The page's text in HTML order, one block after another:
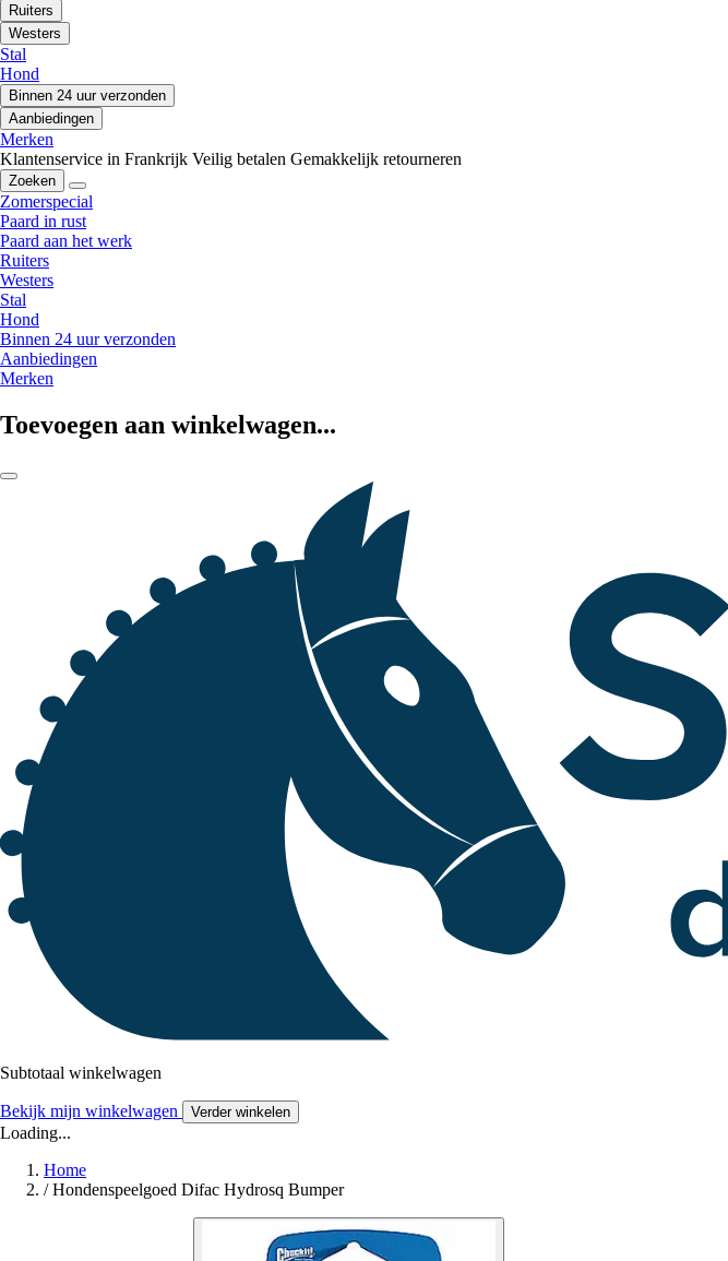
Ruiters
Westers
Stal
Hond
Binnen 24 uur verzonden
Aanbiedingen
Merken
Klantenservice in Frankrijk Veilig betalen Gemakkelijk retourneren
Zoeken
Zomerspecial
Paard in rust
Paard aan het werk
Ruiters
Westers
Stal
Hond
Binnen 24 uur verzonden
Aanbiedingen
Merken
Toevoegen aan winkelwagen...
Subtotaal winkelwagen
Bekijk mijn winkelwagen Verder winkelen
Loading...
Home
/ Hondenspeelgoed Difac Hydrosq Bumper